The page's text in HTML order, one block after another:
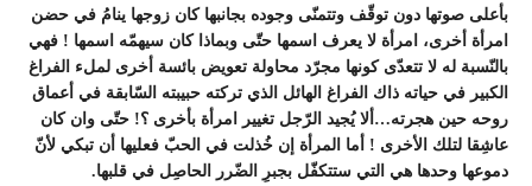
بأعلى صوتها دون توقّف وتتمنّى وجوده بجانبها كان زوجها ينامُ في حضن
امرأة أخرى، امرأة لا يعرف اسمها حتّى وبماذا كان سيهمّه اسمها ! فهي
بالنّسبة له لا تتعدّى كونها مجرّد محاولة تعويض بائسة أخرى لملء الفراغ
الكبير في حياته ذاك الفراغ الهائل الذي تركته حبيبته السّابقة في أعماق
روحه حين هجرته…ألا يُجيد الرّجل تغيير امرأة بأخرى ؟! حتّى وان كان
عاشِقا لتلك الأخرى ! أما المرأة إن خُذلت في الحبّ فعليها أن تبكي لأنّ
دموعها وحدها هي التي ستتكفّل بجبرِ الضّرر الحاصِل في قلبها.